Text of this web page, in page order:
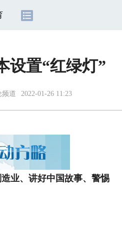
设置“红绿灯”
频道 2022-01-26 11:23
业、讲好中国故事、警惕